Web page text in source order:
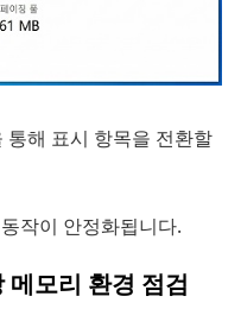
해 표시 항목을 전환할
작이 안정화됩니다.
메모리 환경 점검